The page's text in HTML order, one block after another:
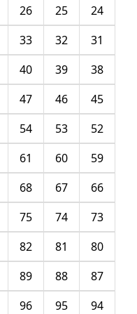
24
25
26
31
32
33
38
39
40
45
46
47
52
53
54
59
60
61
66
67
68
73
74
75
80
81
82
87
88
89
94
95
96